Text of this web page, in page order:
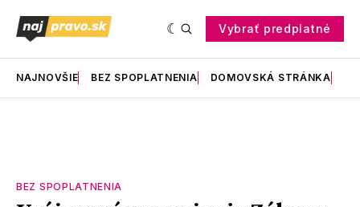
Vybrať predplatné
NAJNOVŠIE BEZ SPOPLATNENIA DOMOVSKÁ STRÁNKA
BEZ SPOPLATNENIA